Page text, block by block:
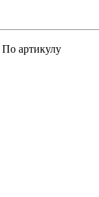
По артикулу